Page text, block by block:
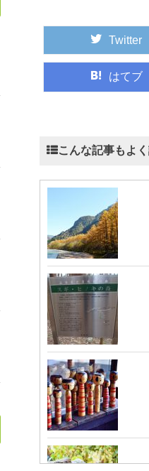
Twitter
はてブ
こんな記事もよ